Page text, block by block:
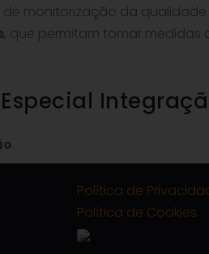
de monitorização da qualidade
, que permitam tomar medidas
Política de
Política de Cookies